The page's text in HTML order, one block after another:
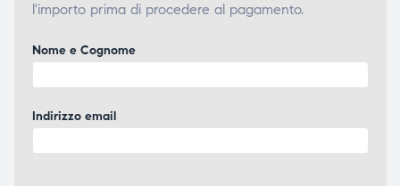
l'importo prima di procedere al pagamento.
Nome e Cognome
Indirizzo email